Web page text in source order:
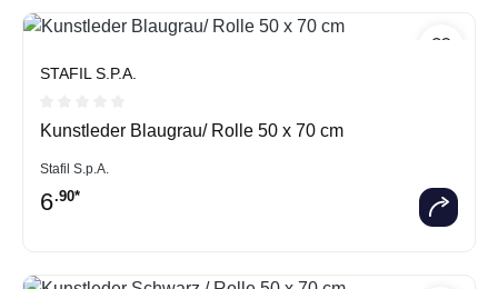
STAFIL S.P.A.
Durchschnittliche Bewertung von 0 von 5 Sternen
Kunstleder Blaugrau/ Rolle 50 x 70 cm
Stafil S.p.A.
6.90*